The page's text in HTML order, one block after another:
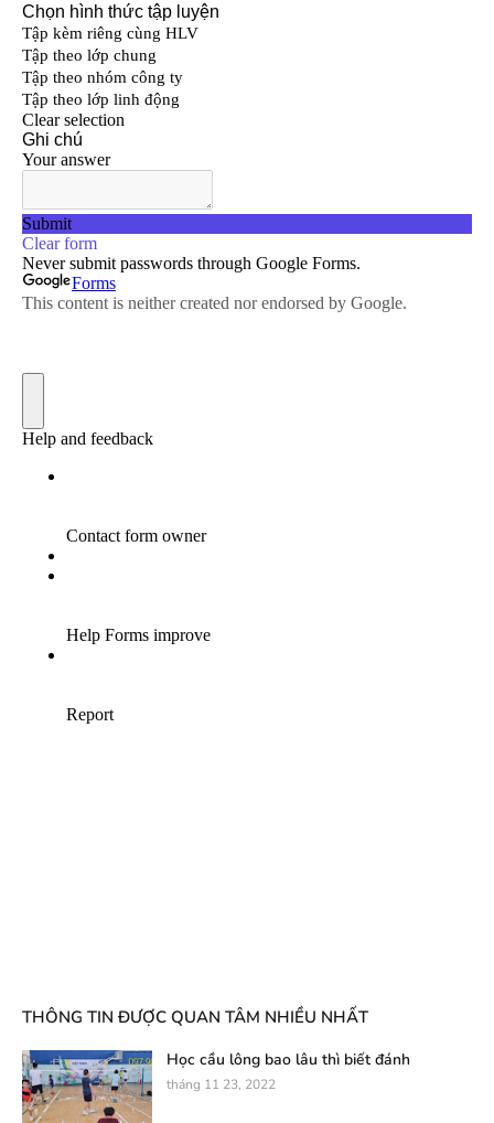
THÔNG TIN ĐƯỢC QUAN TÂM NHIỀU NHẤT
Học cầu lông bao lâu thì biết đánh
tháng 11 23, 2022